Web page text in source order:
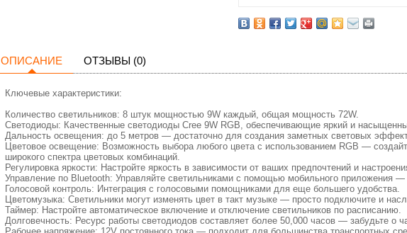
ОПИСАНИЕ ОТЗЫВЫ (0)
Ключевые характеристики:
Количество светильников: 8 штук мощностью 9W каждый, общая мощность 72W.
Светодиоды: Качественные светодиоды Cree 9W RGB, обеспечивающие яркий и
Дальность освещения: до 5 метров — достаточно для создания заметных световых
Цветовое освещение: Возможность выбора любого цвета с использованием RGB —
широкого спектра цветовых комбинаций.
Регулировка яркости: Настройте яркость в зависимости от ваших предпочтений и
Управление по Bluetooth: Управляйте светильниками с помощью мобильного приложения —
Голосовой контроль: Интеграция с голосовыми помощниками для еще большего удобства.
Цветомузыка: Светильники могут изменять цвет в такт музыке — просто подключите и
Таймер: Настройте автоматическое включение и отключение светильников по расписанию.
Долговечность: Ресурс работы светодиодов составляет более 50,000 часов — забудьте о